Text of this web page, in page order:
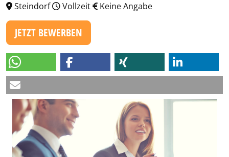
Steindorf
Vollzeit Keine Angabe
JETZT BEWERBEN